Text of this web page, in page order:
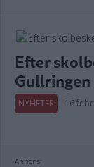
Efter
NYHETER 16
Annons: